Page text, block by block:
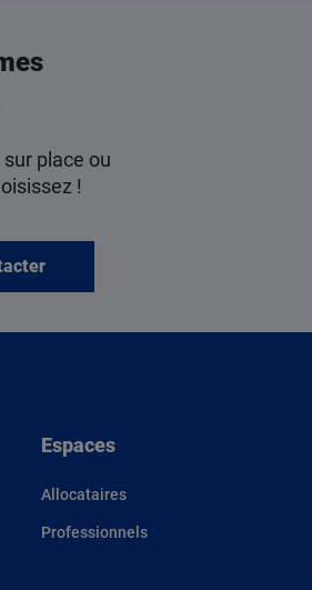
place ou
!
Espaces
Allocataires
Professionnels